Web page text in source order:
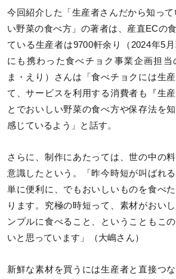
今回紹介した「生産者さんだから知っ
い野菜の食べ方」の著者は、産直ECの
ている生産者は9700軒余り（2024年5
にも携わった食べチョク事業企画担当
ま・えり）さんは「食べチョクには生
て、サービスを利用する消費者も『生
とでおいしい野菜の食べ方や保存法を
感じているよう」と話す。
さらに、制作にあたっては、世の中の
意識したという。「昨今時短が叫ばれ
単に便利に、でもおいしいものを食べ
ります。究極の時短って、素材がおい
ンプルに食べること、ということもこ
いと思っています」（大嶋さん）
新鮮な素材を買うには生産者と直接つ